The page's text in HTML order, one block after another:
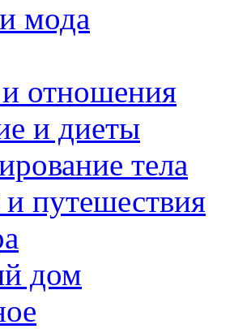
мода
отношения
и диеты
тела
путешествия
дом